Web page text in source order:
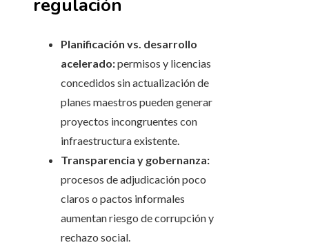
regulación
Planificación vs. desarrollo
acelerado:permisos y licencias
concedidos sin actualización de
planes maestros pueden generar
proyectos incongruentes con
infraestructura existente.
Transparencia y gobernanza:
procesos de adjudicación poco
claros o pactos informales
aumentan riesgo de corrupción y
rechazo social.